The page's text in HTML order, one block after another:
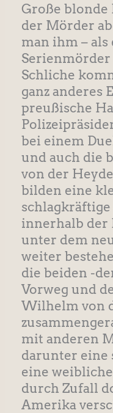
Große blonde
der Mörder
man ihm –
Serienmörder
Schliche
ganz anderes
preußische
bei einem
und auch die
von der
bilden eine
innerhalb der
unter dem
weiter
die beiden -
Vorweg und
Wilhelm von
mit anderen
darunter eine
eine
durch Zufall
Amerika